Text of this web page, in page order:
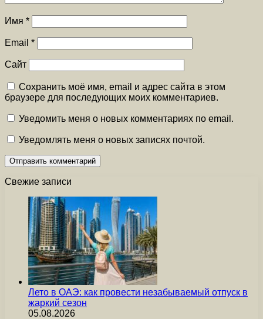
Имя *
Email *
Сайт
Сохранить моё имя, email и адрес сайта в этом
браузере для последующих моих комментариев.
Уведомить меня о новых комментариях по email.
Уведомлять меня о новых записях почтой.
Свежие записи
Лето в ОАЭ: как провести незабываемый отпуск в
жаркий сезон
05.08.2026